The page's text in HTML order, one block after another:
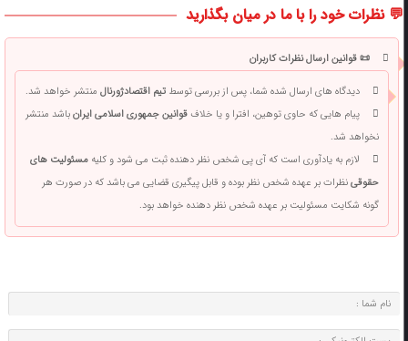
💬 نظرات خود را با ما در میان بگذارید
📜 قوانین ارسال نظرات کاربران
دیدگاه های ارسال شده شما، پس از بررسی توسطتیم اقتصادژورنالمنتشر خواهد شد.
پیام هایی که حاوی توهین، افترا و یا خلافقوانین جمهوری اسلامی ایرانباشد منتشر
نخواهد شد.
لازم به یادآوری است که آی پی شخص نظر دهنده ثبت می شود و کلیهمسئولیت های
حقوقینظرات بر عهده شخص نظر بوده و قابل پیگیری قضایی می باشد که در صورت هر
گونه شکایت مسئولیت بر عهده شخص نظر دهنده خواهد بود.